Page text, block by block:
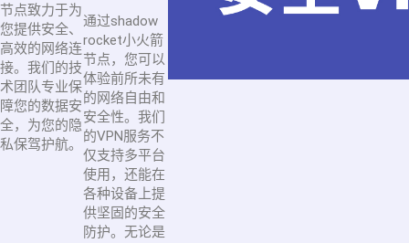
节点致力于为
您提供安全、
高效的网络连
接。我们的技
术团队专业保
障您的数据安
全，为您的隐
私保驾护航。
通过shadow
rocket小火箭
节点，您可以
体验前所未有
的网络自由和
安全性。我们
的VPN服务不
仅支持多平台
使用，还能在
各种设备上提
供坚固的安全
防护。无论是